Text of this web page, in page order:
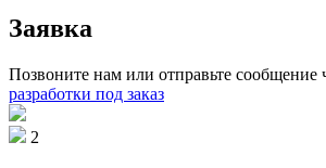
Заявка
Позвоните нам или отправьте сообщение
разработки под заказ
2